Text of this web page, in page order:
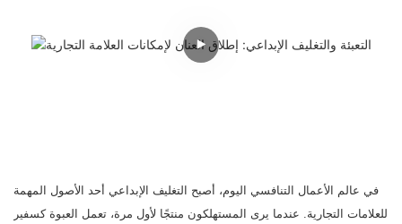
في عالم الأعمال التنافسي اليوم، أصبح التغليف الإبداعي أحد الأصول المهمة
للعلامات التجارية. عندما يرى المستهلكون منتجًا لأول مرة، تعمل العبوة كسفير